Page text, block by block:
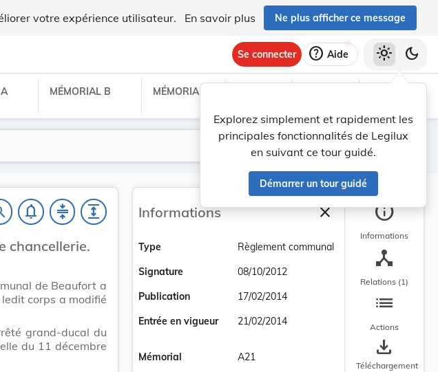
votre expérience utilisateur. En savoir plus Ne plus afficher ce message
Se connecter help Aide
Explorez simplement et rapidement les
principales fonctionnalités de Legilux
en suivant ce tour guidé.
Démarrer un tour guidé
light_mode dark_mode
MÉMORIAL B MÉMORIAL C
Lancer la recherche
Filtres
notifications_none compress expand
chancellerie.
de Beaufort a
corps a modifié
grand-ducal du
du 11 décembre
Informations closeFermer la barre
Type
Règlement communal
Signature
08/10/2012
Publication
17/02/2014
Entrée en vigueur
21/02/2014
Mémorial A21
info
Informations
device_hub
Relations (1)
list
Actions
save_alt
Téléchargement